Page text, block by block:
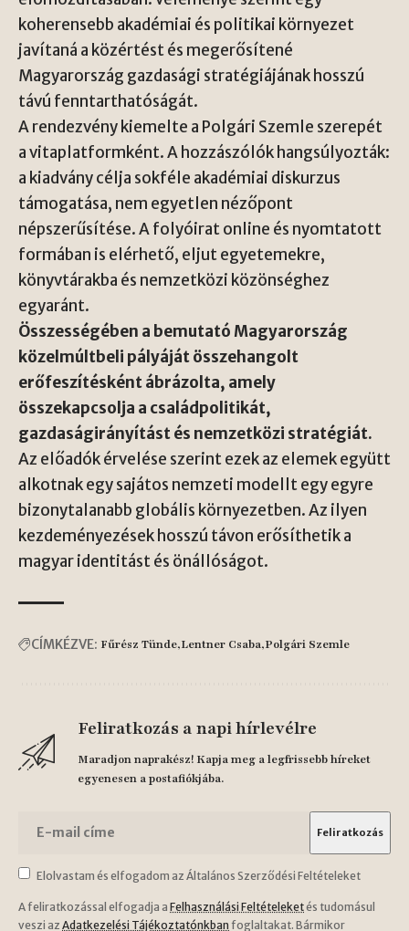
koherensebb akadémiai és politikai környezet
javítaná a közértést és megerősítené
Magyarország gazdasági stratégiájának hosszú
távú fenntarthatóságát.
A rendezvény kiemelte a Polgári Szemle szerepét
a vitaplatformként. A hozzászólók hangsúlyozták:
a kiadvány célja sokféle akadémiai diskurzus
támogatása, nem egyetlen nézőpont
népszerűsítése. A folyóirat online és nyomtatott
formában is elérhető, eljut egyetemekre,
könyvtárakba és nemzetközi közönséghez
egyaránt.
Összességében a bemutató Magyarország
közelmúltbeli pályáját összehangolt
erőfeszítésként ábrázolta, amely
összekapcsolja a családpolitikát,
gazdaságirányítást és nemzetközi stratégiát.
Az előadók érvelése szerint ezek az elemek együtt
alkotnak egy sajátos nemzeti modellt egy egyre
bizonytalanabb globális környezetben. Az ilyen
kezdeményezések hosszú távon erősíthetik a
magyar identitást és önállóságot.
CÍMKÉZVE: Fűrész Tünde Lentner Csaba Polgári Szemle
Feliratkozás a napi hírlevélre
Maradjon naprakész! Kapja meg a legfrissebb híreket
egyenesen a postafiókjába.
Elolvastam és elfogadom az Általános Szerződési Feltételeket
A feliratkozással elfogadja a Felhasználási Feltételeketés tudomásul
veszi az Adatkezelési Tájékoztatónkban foglaltakat. Bármikor